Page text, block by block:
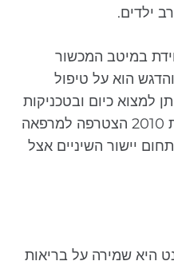
ילדים.
במיטב המכשור
הוא על טיפול
למצוא כיום ובטכניקות
טיפול מתקדמות. החל משנת 2010 הצטרפה למרפאה
יישור השיניים אצל
שמירה על בריאות